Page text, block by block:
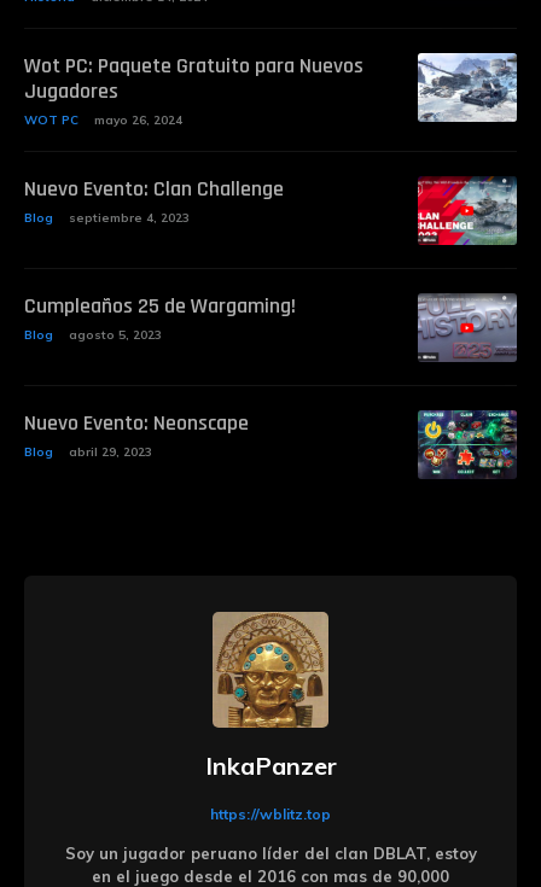
Wot PC: Paquete Gratuito para Nuevos
Jugadores
WOT PC mayo 26, 2024
Nuevo Evento: Clan Challenge
Blog septiembre 4, 2023
Cumpleaños 25 de Wargaming!
Blog agosto 5, 2023
Nuevo Evento: Neonscape
Blog abril 29, 2023
InkaPanzer
https://wblitz.top
Soy un jugador peruano líder del clan DBLAT, estoy
en el juego desde el 2016 con mas de 90,000